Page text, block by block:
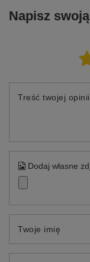
Napisz
Treść twojej opinii
Dodaj własne
Twoje imię